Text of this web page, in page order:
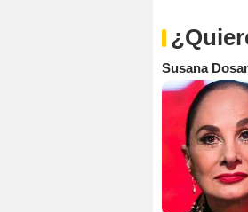
Susana